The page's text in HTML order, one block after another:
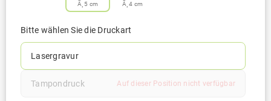
Ã¸ 5 cm Ã¸ 4 cm
Bitte wählen Sie die Druckart
Lasergravur
Tampondruck Auf dieser Position nicht verfügbar